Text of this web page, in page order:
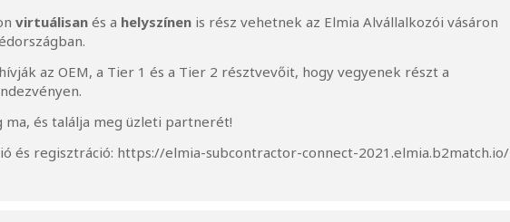
virtuálisan és a helyszínen is rész vehetnek az Elmia Alvállalkozói vásáron
az OEM, a Tier 1 és a Tier 2 résztvevőit, hogy vegyenek részt a
ma, és találja meg üzleti partnerét!
és regisztráció: https://elmia-subcontractor-connect-2021.elmia.b2match.io/